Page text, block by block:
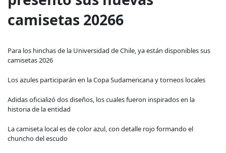
camisetas 20266
Para los hinchas de la Universidad de Chile, ya están disponibles sus
camisetas 2026
Los azules participarán en la Copa Sudamericana y torneos locales
Adidas oficializó dos diseños, los cuales fueron inspirados en la
historia de la entidad
La camiseta local es de color azul, con detalle rojo formando el
chuncho del escudo